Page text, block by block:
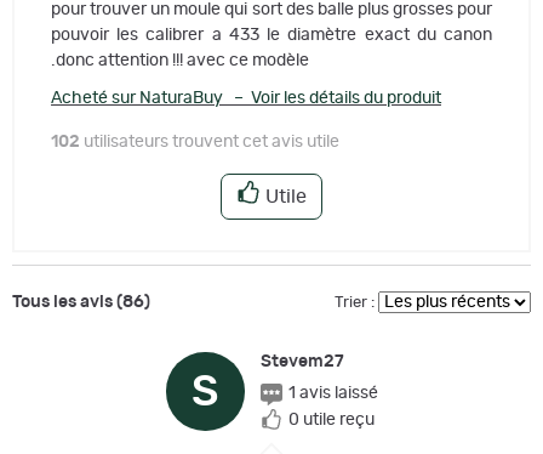
pour trouver un moule qui sort des balle plus grosses pour
pouvoir les calibrer a 433 le diamètre exact du canon
.donc attention !!! avec ce modèle
Acheté sur NaturaBuy – Voir les détails du produit
102 utilisateurs trouvent cet avis utile
Utile
Tous les avis (86) Trier :
S
Stevem27
1 avis laissé
0 utile reçu